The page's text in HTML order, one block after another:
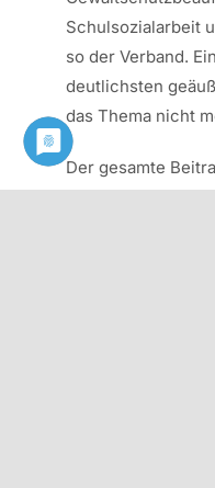
Schulsozialarbeit
so der Verband.
deutlichsten
das Thema nicht
Der gesamte
unter Lehrkräften